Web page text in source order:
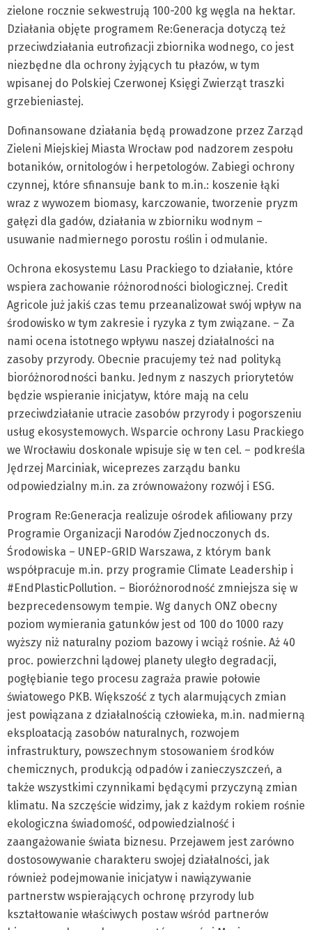
zielone rocznie sekwestrują 100-200 kg węgla na hektar.
Działania objęte programem Re:Generacja dotyczą też
przeciwdziałania eutrofizacji zbiornika wodnego, co jest
niezbędne dla ochrony żyjących tu płazów, w tym
wpisanej do Polskiej Czerwonej Księgi Zwierząt traszki
grzebieniastej.
Dofinansowane działania będą prowadzone przez Zarząd
Zieleni Miejskiej Miasta Wrocław pod nadzorem zespołu
botaników, ornitologów i herpetologów. Zabiegi ochrony
czynnej, które sfinansuje bank to m.in.: koszenie łąki
wraz z wywozem biomasy, karczowanie, tworzenie pryzm
gałęzi dla gadów, działania w zbiorniku wodnym –
usuwanie nadmiernego porostu roślin i odmulanie.
Ochrona ekosystemu Lasu Prackiego to działanie, które
wspiera zachowanie różnorodności biologicznej. Credit
Agricole już jakiś czas temu przeanalizował swój wpływ na
środowisko w tym zakresie i ryzyka z tym związane. – Za
nami ocena istotnego wpływu naszej działalności na
zasoby przyrody. Obecnie pracujemy też nad polityką
bioróżnorodności banku. Jednym z naszych priorytetów
będzie wspieranie inicjatyw, które mają na celu
przeciwdziałanie utracie zasobów przyrody i pogorszeniu
usług ekosystemowych. Wsparcie ochrony Lasu Prackiego
we Wrocławiu doskonale wpisuje się w ten cel. – podkreśla
Jędrzej Marciniak, wiceprezes zarządu banku
odpowiedzialny m.in. za zrównoważony rozwój i ESG.
Program Re:Generacja realizuje ośrodek afiliowany przy
Programie Organizacji Narodów Zjednoczonych ds.
Środowiska – UNEP-GRID Warszawa, z którym bank
współpracuje m.in. przy programie Climate Leadership i
#EndPlasticPollution. – Bioróżnorodność zmniejsza się w
bezprecedensowym tempie. Wg danych ONZ obecny
poziom wymierania gatunków jest od 100 do 1000 razy
wyższy niż naturalny poziom bazowy i wciąż rośnie. Aż 40
proc. powierzchni lądowej planety uległo degradacji,
pogłębianie tego procesu zagraża prawie połowie
światowego PKB. Większość z tych alarmujących zmian
jest powiązana z działalnością człowieka, m.in. nadmierną
eksploatacją zasobów naturalnych, rozwojem
infrastruktury, powszechnym stosowaniem środków
chemicznych, produkcją odpadów i zanieczyszczeń, a
także wszystkimi czynnikami będącymi przyczyną zmian
klimatu. Na szczęście widzimy, jak z każdym rokiem rośnie
ekologiczna świadomość, odpowiedzialność i
zaangażowanie świata biznesu. Przejawem jest zarówno
dostosowywanie charakteru swojej działalności, jak
również podejmowanie inicjatyw i nawiązywanie
partnerstw wspierających ochronę przyrody lub
kształtowanie właściwych postaw wśród partnerów